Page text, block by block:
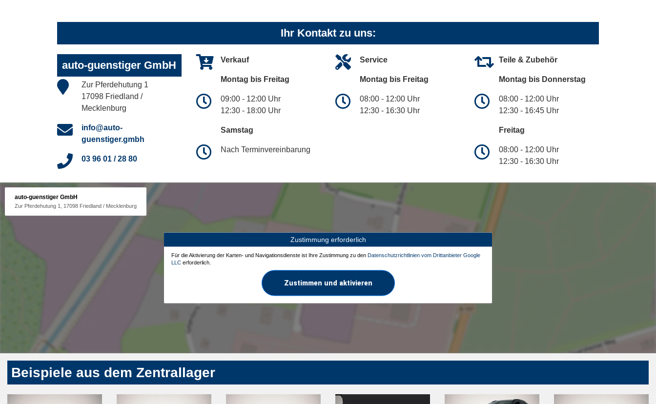
Ihr Kontakt zu uns:
auto-guenstiger GmbH
Zur Pferdehutung 1
17098 Friedland /
Mecklenburg
info@auto-
guenstiger.gmbh
03 96 01 / 28 80
Verkauf
Montag bis Freitag
09:00 - 12:00 Uhr
12:30 - 18:00 Uhr
Samstag
Nach Terminvereinbarung
Service
Montag bis Freitag
08:00 - 12:00 Uhr
12:30 - 16:30 Uhr
Teile & Zubehör
Montag bis Donnerstag
08:00 - 12:00 Uhr
12:30 - 16:45 Uhr
Freitag
08:00 - 12:00 Uhr
12:30 - 16:30 Uhr
auto-guenstiger GmbH
Zur Pferdehutung 1, 17098 Friedland / Mecklenburg
Zustimmung erforderlich
Für die Aktivierung der Karten- und Navigationsdienste ist Ihre Zustimmung zu den Datenschutzrichtlinien vom Drittanbieter Google
LLC erforderlich.
Zustimmen und aktivieren
Beispiele aus dem Zentrallager